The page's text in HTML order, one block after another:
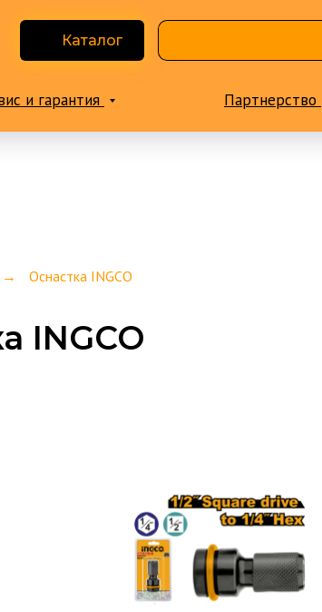
Каталог
и гарантия Партнерство
→ Оснастка INGCO
INGCO